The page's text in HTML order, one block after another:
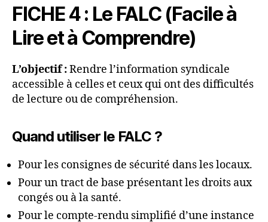
FICHE 4 : Le FALC (Facile à
Lire et à Comprendre)
L’objectif :Rendre l’information syndicale
accessible à celles et ceux qui ont des difficultés
de lecture ou de compréhension.
Quand utiliser le FALC ?
Pour les consignes de sécurité dans les locaux.
Pour un tract de base présentant les droits aux
congés ou à la santé.
Pour le compte-rendu simplifié d’une instance